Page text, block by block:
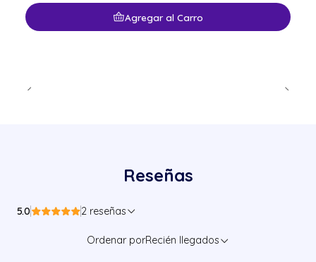
Agregar al Carro
Reseñas
5.0 2 reseñas
Ordenar porRecién llegados